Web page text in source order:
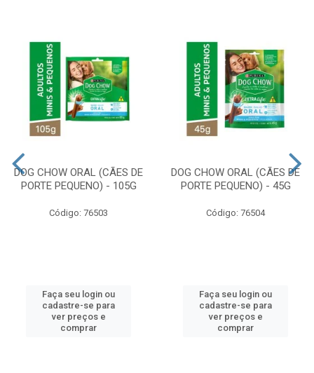
DOG CHOW ORAL (CÃES DE
PORTE PEQUENO) - 105G
Código: 76503
Faça seu login ou
cadastre-se para
ver preços e
comprar
DOG CHOW ORAL (CÃES DE
PORTE PEQUENO) - 45G
Código: 76504
Faça seu login ou
cadastre-se para
ver preços e
comprar